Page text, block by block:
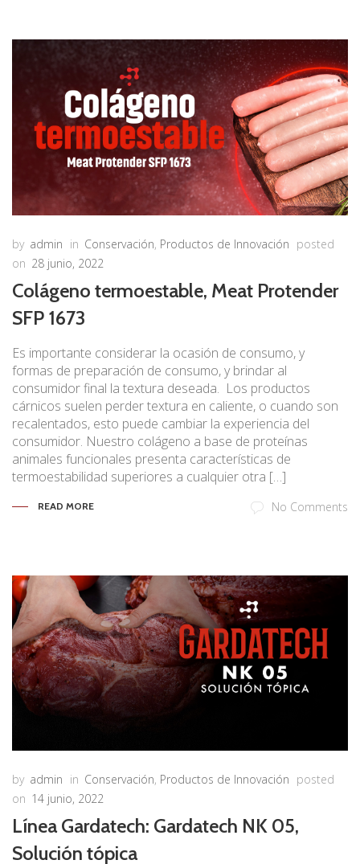
by admin in Conservación, Productos de Innovación posted
on 28 junio, 2022
Colágeno termoestable, Meat Protender
SFP 1673
Es importante considerar la ocasión de consumo, y
formas de preparación de consumo, y brindar al
consumidor final la textura deseada. Los productos
cárnicos suelen perder textura en caliente, o cuando son
recalentados, esto puede cambiar la experiencia del
consumidor. Nuestro colágeno a base de proteínas
animales funcionales presenta características de
termoestabilidad superiores a cualquier otra […]
READ MORE No Comments
by admin in Conservación, Productos de Innovación posted
on 14 junio, 2022
Línea Gardatech: Gardatech NK 05,
Solución tópica